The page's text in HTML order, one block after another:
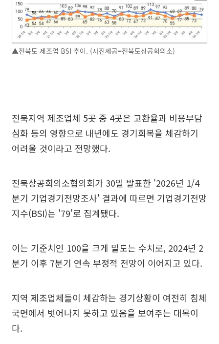
▲전북도 제조업 BSI 추이. (사진제공=전북도상공회의소)
전북지역 제조업체 5곳 중 4곳은 고환율과 비용부담
심화 등의 영향으로 내년에도 경기회복을 체감하기
어려울 것이라고 전망했다.
전북상공회의소협의회가 30일 발표한 '2026년 1/4
분기 기업경기전망조사' 결과에 따르면 기업경기전망
지수(BSI)는 '79'로 집계됐다.
이는 기준치인 100을 크게 밑도는 수치로, 2024년 2
분기 이후 7분기 연속 부정적 전망이 이어지고 있다.
지역 제조업체들이 체감하는 경기상황이 여전히 침체
국면에서 벗어나지 못하고 있음을 보여주는 대목이
다.